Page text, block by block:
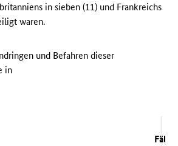
in sieben (11) und Frankreichs
waren.
und Befahren dieser
in
Fälle